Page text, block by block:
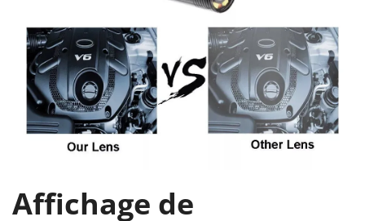
Affichage de